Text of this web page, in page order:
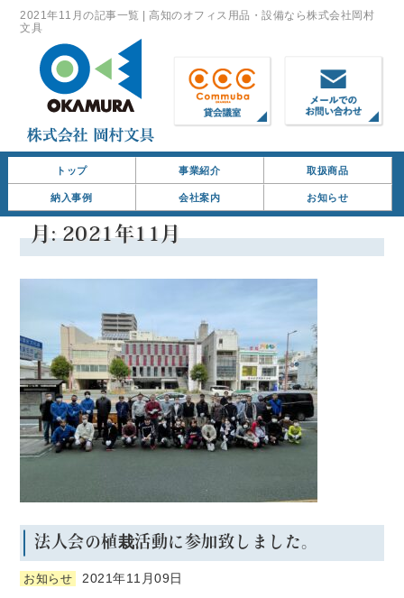
2021年11月の記事一覧 | 高知のオフィス用品・設備なら株式会社岡村
文具
トップ 事業紹介 取扱商品
納入事例 会社案内 お知らせ
月:2021年11月
法人会の植栽活動に参加致しました。
お知らせ 2021年11月09日